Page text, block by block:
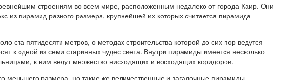
строениям во всем мире, расположенным недалеко от города Каир. Они
из пирамид разного размера, крупнейшей их которых считается пирамида
ста пятидесяти метров, о методах строительства которой до сих пор ведутся
к одной из семи старинных чудес света. Внутри пирамиды имеется несколько
к ним ведут множество нисходящих и восходящих коридоров.
меньшего размера, но такие же величественные и загадочные пирамиды